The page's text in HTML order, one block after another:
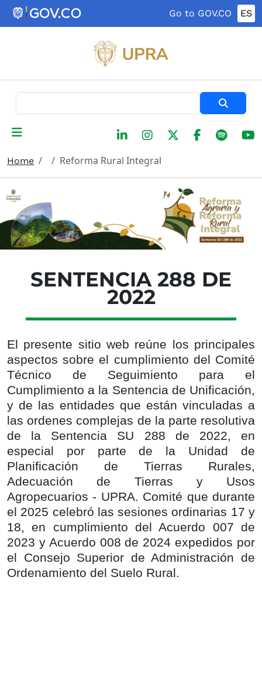
Skip to main content
Go to GOV.CO ES
Home Reforma Rural Integral
SENTENCIA 288 DE
2022
El presente sitio web reúne los principales
aspectos sobre el cumplimiento del Comité
Técnico de Seguimiento para el
Cumplimiento a la Sentencia de Unificación,
y de las entidades que están vinculadas a
las ordenes complejas de la parte resolutiva
de la Sentencia SU 288 de 2022, en
especial por parte de la Unidad de
Planificación de Tierras Rurales,
Adecuación de Tierras y Usos
Agropecuarios - UPRA. Comité que durante
el 2025 celebró las sesiones ordinarias 17 y
18, en cumplimiento del Acuerdo 007 de
2023 y Acuerdo 008 de 2024 expedidos por
el Consejo Superior de Administración de
Ordenamiento del Suelo Rural.